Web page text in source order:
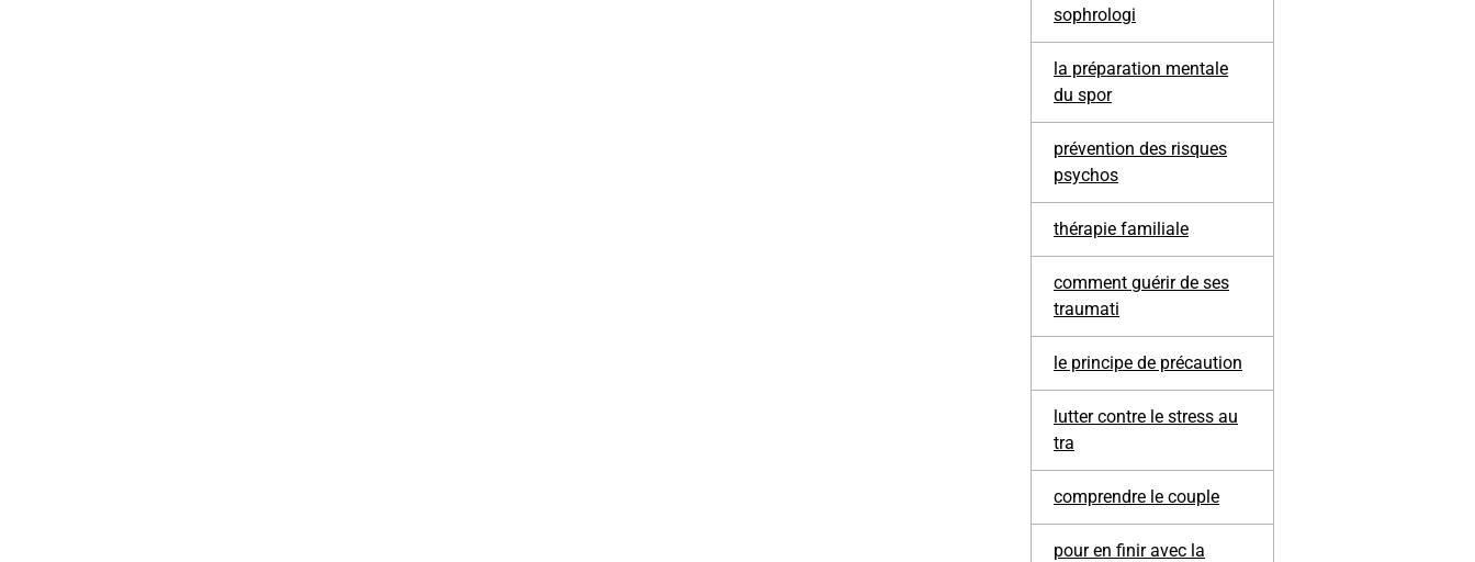
sophrologi
la préparation mentale
du spor
prévention des risques
psychos
thérapie familiale
comment guérir de ses
traumati
le principe de précaution
lutter contre le stress au
tra
comprendre le couple
pour en finir avec la